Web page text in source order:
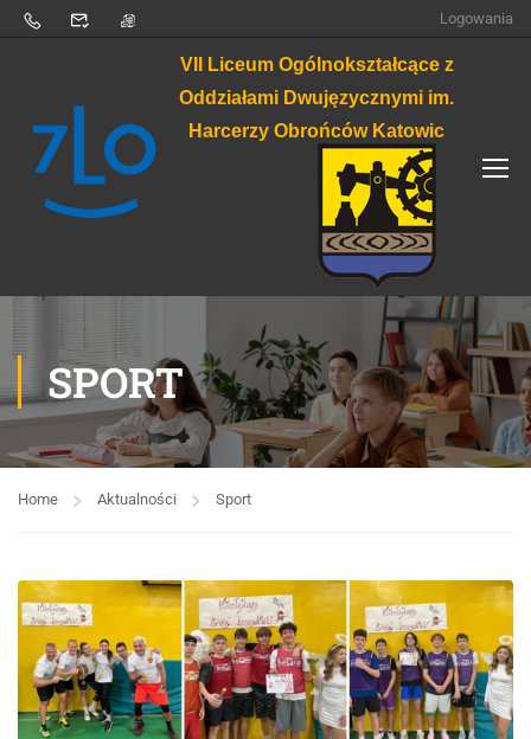
Logowania
VII Liceum Ogólnokształcące z
Oddziałami Dwujęzycznymi im.
Harcerzy Obrońców Katowic
SPORT
Home Aktualności Sport